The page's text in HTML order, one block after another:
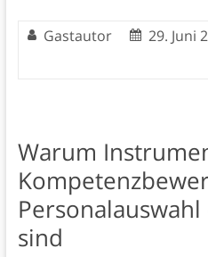
Gastautor 29. Juni
Warum
sind